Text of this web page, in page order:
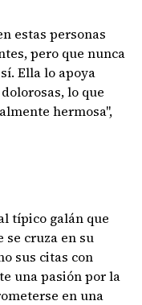
estas personas
pero que nunca
Ella lo apoya
lo que
hermosa",
típico galán que
se cruza en su
sus citas con
una pasión por la
en una